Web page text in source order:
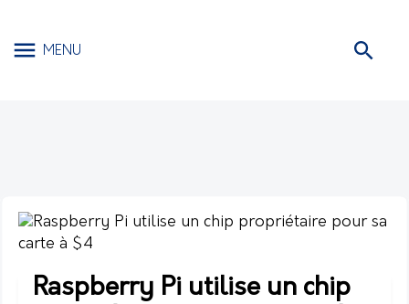
MENU
Raspberry Pi utilise un chip